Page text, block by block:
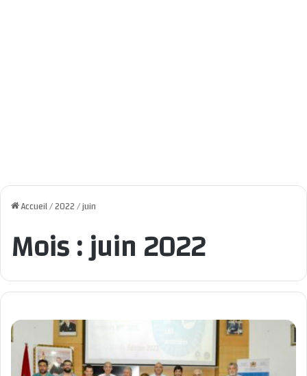
Accueil/2022/juin
Mois :juin 2022